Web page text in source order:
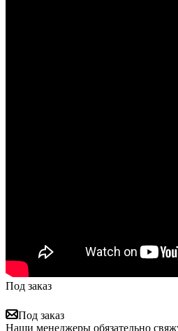
Под заказ
Под заказ
Наши менеджеры обязательно